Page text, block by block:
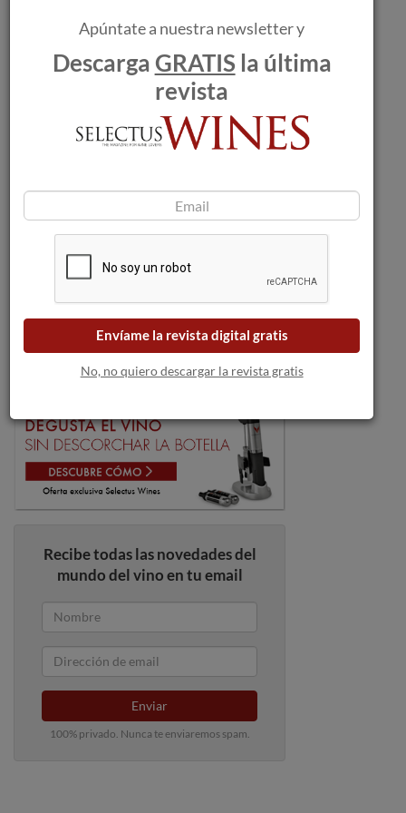
Recibe todas las novedades del
mundo del vino en tu email
Enviar
100% privado. Nunca te enviaremos spam.
Apúntate a nuestra newsletter y
DescargaGRATIS la última
revista
Envíame la revista digital gratis
No, no quiero descargar la revista gratis